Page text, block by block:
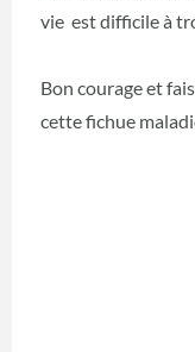
vie est difficile à
Bon courage et
cette fichue